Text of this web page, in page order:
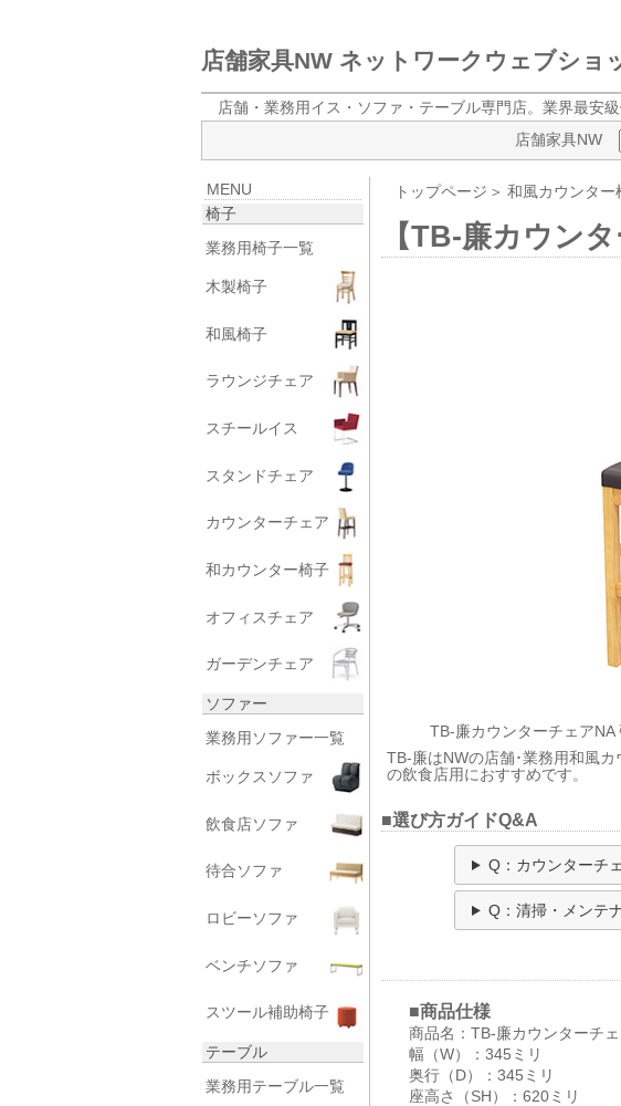
店舗家具NW ネットワークウェブショ
店舗・業務用イス・ソファ・テーブル専門店。業界最安級
店舗家具NW
MENU
椅子
業務用椅子一覧
木製椅子
和風椅子
ラウンジチェア
スチールイス
スタンドチェア
カウンターチェア
和カウンター椅子
オフィスチェア
ガーデンチェア
ソファー
業務用ソファー一覧
ボックスソファ
飲食店ソファ
待合ソファ
ロビーソファ
ベンチソファ
スツール補助椅子
テーブル
業務用テーブル一覧
トップページ ＞ 和風カウンター
【TB-廉カウンタ
TB-廉カウンターチェア
TB-廉はNWの店舗･業務用和風
の飲食店用におすすめです。
■選び方ガイドQ&A
Q：カウンターチ
Q：清掃・メンテ
■商品仕様
商品名：TB-廉カウンターチ
幅（W）：345ミリ
奥行（D）：345ミリ
座高さ（SH）：620ミリ